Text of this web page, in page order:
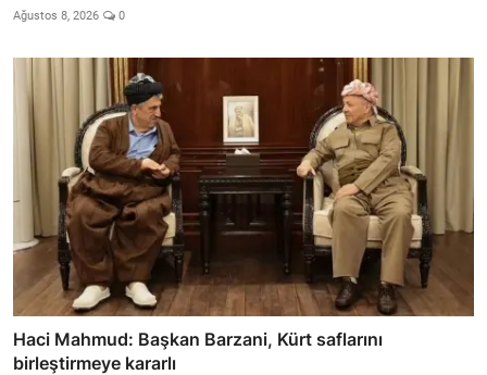
Ağustos 8, 2026 0
Haci Mahmud: Başkan Barzani, Kürt saflarını
birleştirmeye kararlı